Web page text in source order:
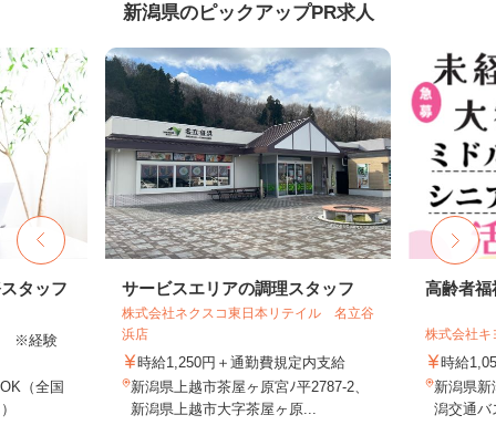
新潟県のピックアップPR求人
タッフ
※経験
（全国
サービスエリアの調理スタッフ
株式会社ネクスコ東日本リテイル 名立谷
浜店
時給1,250円＋通勤費規定内支給
新潟県上越市茶屋ヶ原宮ﾉ平2787-2、
新潟県上越市大字茶屋ヶ原...
高齢者福
株式会社キ
時給
新潟県新
潟交通バ